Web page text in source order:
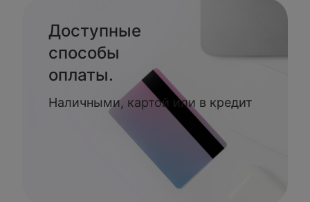
Доступные
способы
оплаты.
Наличными, картой или в кредит